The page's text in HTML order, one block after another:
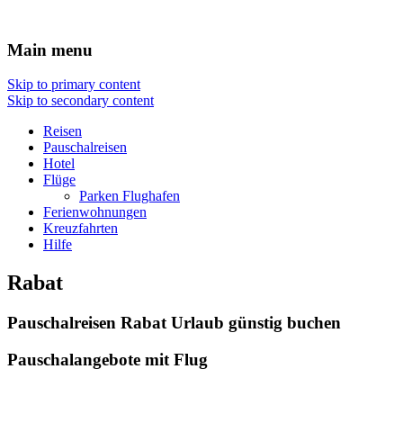
Reisen Hotel Flug
Main menu
Skip to primary content
Skip to secondary content
Reisen
Pauschalreisen
Hotel
Flüge
Parken Flughafen
Ferienwohnungen
Kreuzfahrten
Hilfe
Rabat
Pauschalreisen Rabat Urlaub günstig buchen
Pauschalangebote mit Flug